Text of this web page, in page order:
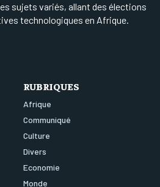
sujets variés, allant des élections
technologiques en Afrique.
RUBRIQUES
Afrique
Communiqué
Culture
Divers
Economie
Monde